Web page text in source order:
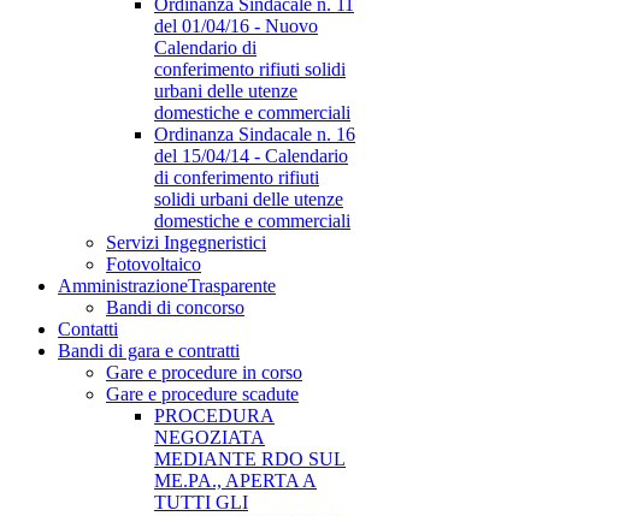
Ordinanza Sindacale n. 11
del 01/04/16 - Nuovo
Calendario di
conferimento rifiuti solidi
urbani delle utenze
domestiche e commerciali
Ordinanza Sindacale n. 16
del 15/04/14 - Calendario
di conferimento rifiuti
solidi urbani delle utenze
domestiche e commerciali
Servizi Ingegneristici
Fotovoltaico
AmministrazioneTrasparente
Bandi di concorso
Contatti
Bandi di gara e contratti
Gare e procedure in corso
Gare e procedure scadute
PROCEDURA
NEGOZIATA
MEDIANTE RDO SUL
ME.PA., APERTA A
TUTTI GLI